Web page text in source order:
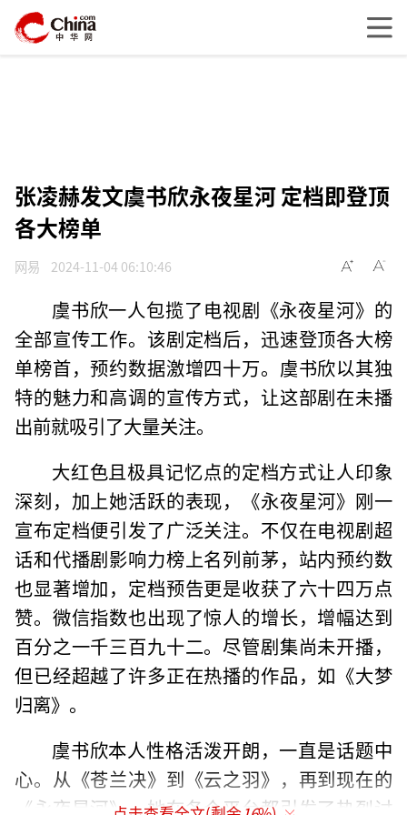
张凌赫发文虞书欣永夜星河 定档即登顶
各大榜单
网易 2024-11-04 06:10:46
虞书欣一人包揽了电视剧《永夜星河》的
全部宣传工作。该剧定档后，迅速登顶各大榜
单榜首，预约数据激增四十万。虞书欣以其独
特的魅力和高调的宣传方式，让这部剧在未播
出前就吸引了大量关注。
大红色且极具记忆点的定档方式让人印象
深刻，加上她活跃的表现，《永夜星河》刚一
宣布定档便引发了广泛关注。不仅在电视剧超
话和代播剧影响力榜上名列前茅，站内预约数
也显著增加，定档预告更是收获了六十四万点
赞。微信指数也出现了惊人的增长，增幅达到
百分之一千三百九十二。尽管剧集尚未开播，
但已经超越了许多正在热播的作品，如《大梦
归离》。
虞书欣本人性格活泼开朗，一直是话题中
心。从《苍兰决》到《云之羽》，再到现在的
《永夜星河》，她在各个平台都引发了热烈讨